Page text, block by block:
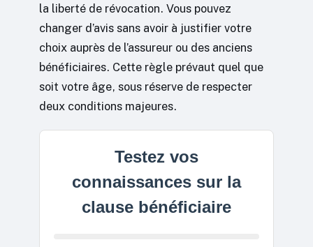
la liberté de révocation. Vous pouvez
changer d’avis sans avoir à justifier votre
choix auprès de l’assureur ou des anciens
bénéficiaires. Cette règle prévaut quel que
soit votre âge, sous réserve de respecter
deux conditions majeures.
Testez vos
connaissances sur la
clause bénéficiaire